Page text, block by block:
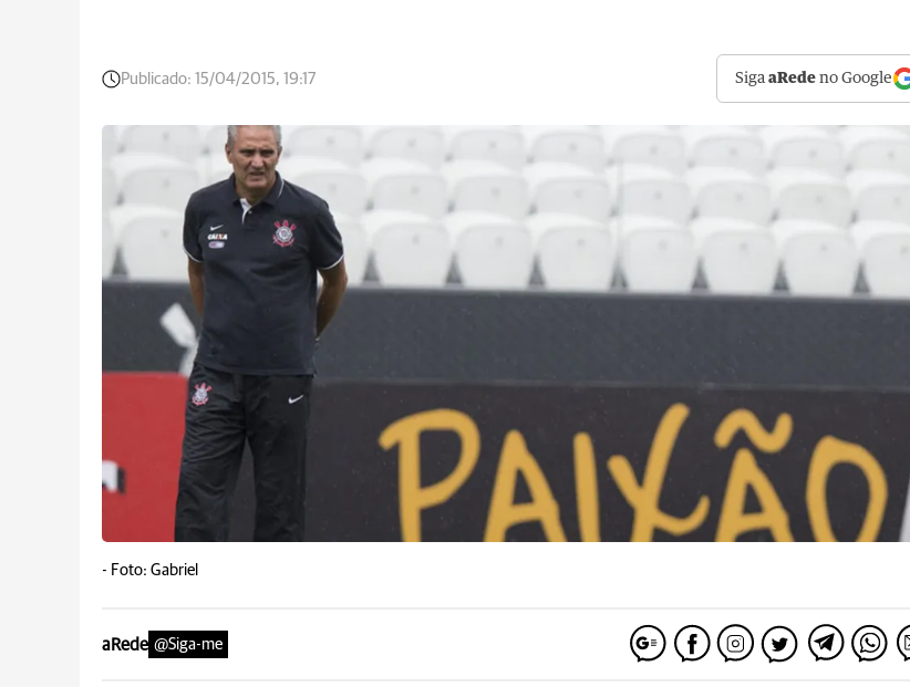
Publicado: 15/04/2015, 19:17 SigaaRede no Google
- Foto: Gabriel
aRede @Siga-me